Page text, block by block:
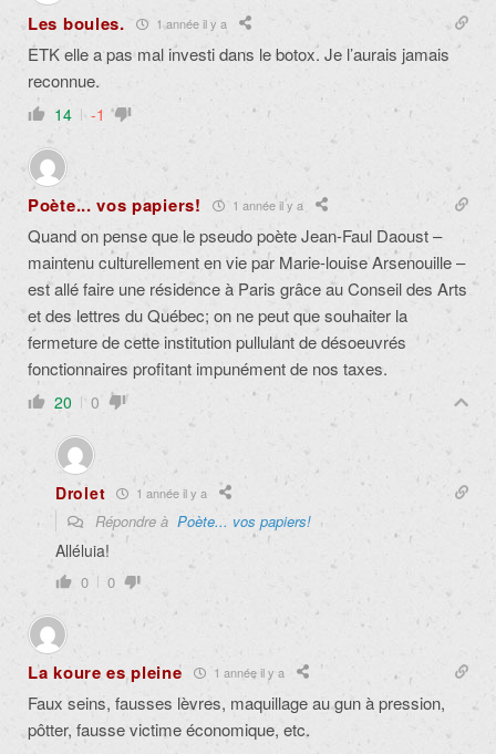
Les boules. 1 année il y a
ETK elle a pas mal investi dans le botox. Je l’aurais jamais
reconnue.
14 -1
Poète... vos papiers! 1 année il y a
Quand on pense que le pseudo poète Jean-Faul Daoust –
maintenu culturellement en vie par Marie-louise Arsenouille –
est allé faire une résidence à Paris grâce au Conseil des Arts
et des lettres du Québec; on ne peut que souhaiter la
fermeture de cette institution pullulant de désoeuvrés
fonctionnaires profitant impunément de nos taxes.
20 0
Drolet 1 année il y a
Répondre à Poète... vos papiers!
Alléluia!
0 0
La koure es pleine 1 année il y a
Faux seins, fausses lèvres, maquillage au gun à pression,
pôtter, fausse victime économique, etc.